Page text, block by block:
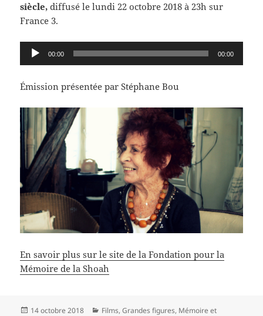
siècle,diffusé le lundi 22 octobre 2018 à 23h sur
France 3.
Lecteur
audio
00:00 00:00
Émission présentée par Stéphane Bou
En savoir plus sur le site de la Fondation pour la
Mémoire de la Shoah
Publié
14 octobre 2018 Catégories
Films,Grandes figures, Mémoire et